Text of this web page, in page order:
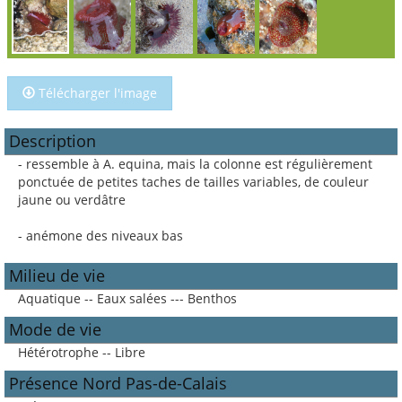
Télécharger l'image
Description
- ressemble à A. equina, mais la colonne est régulièrement
ponctuée de petites taches de tailles variables, de couleur
jaune ou verdâtre
- anémone des niveaux bas
Milieu de vie
Aquatique -- Eaux salées --- Benthos
Mode de vie
Hétérotrophe -- Libre
Présence Nord Pas-de-Calais